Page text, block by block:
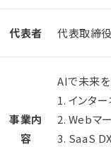
代表者 代表取締
事業内
容
AIで未来
1. インタ
2. Webマ
3. SaaS